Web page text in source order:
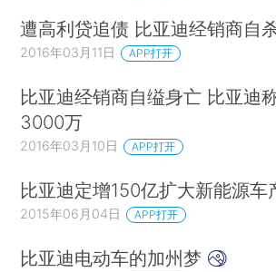
遭高利贷追债 比亚迪经销商自
2016年03月11日 APP打开
比亚迪经销商自缢身亡 比亚迪
3000万
2016年03月10日 APP打开
比亚迪定增150亿扩大新能源车
2015年06月04日 APP打开
比亚迪电动车的加州梦